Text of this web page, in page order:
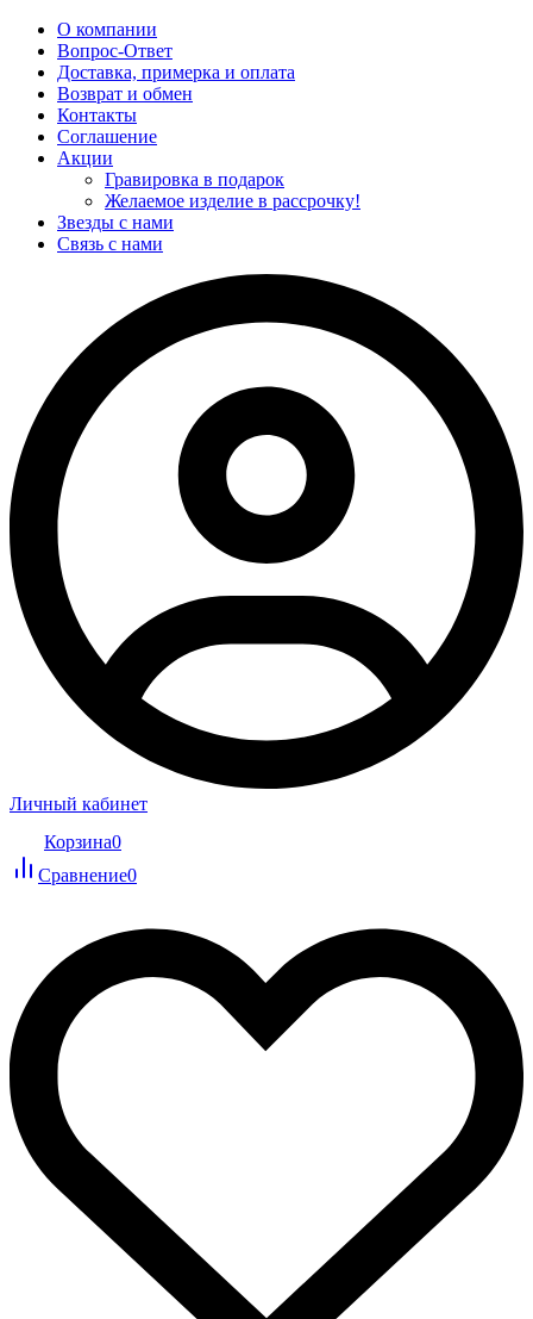
О компании
Вопрос-Ответ
Доставка, примерка и оплата
Возврат и обмен
Контакты
Соглашение
Акции
Гравировка в подарок
Желаемое изделие в рассрочку!
Звезды с нами
Связь с нами
Личный кабинет
Корзина0
Сравнение0